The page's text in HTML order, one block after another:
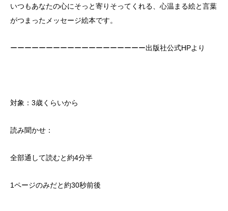
いつもあなたの心にそっと寄りそってくれる、心温まる絵と言葉
がつまったメッセージ絵本です。
ーーーーーーーーーーーーーーーーーーー出版社公式НРより
対象：3歳くらいから
読み聞かせ：
全部通して読むと約4分半
1ページのみだと約30秒前後